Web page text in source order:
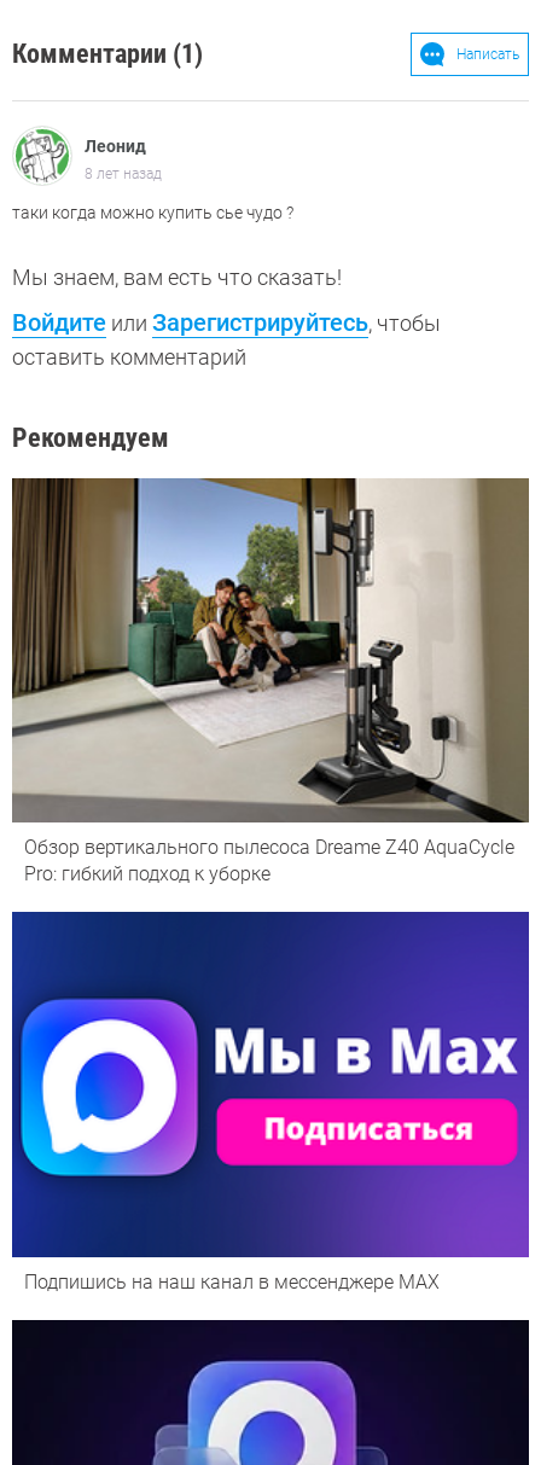
Комментарии (1) Написать
Леонид
8 лет назад
таки когда можно купить сье чудо ?
Мы знаем, вам есть что сказать!
Войдите или Зарегистрируйтесь, чтобы
оставить комментарий
Рекомендуем
Обзор вертикального пылесоса Dreame Z40 AquaCycle
Pro: гибкий подход к уборке
Подпишись на наш канал в мессенджере МАХ